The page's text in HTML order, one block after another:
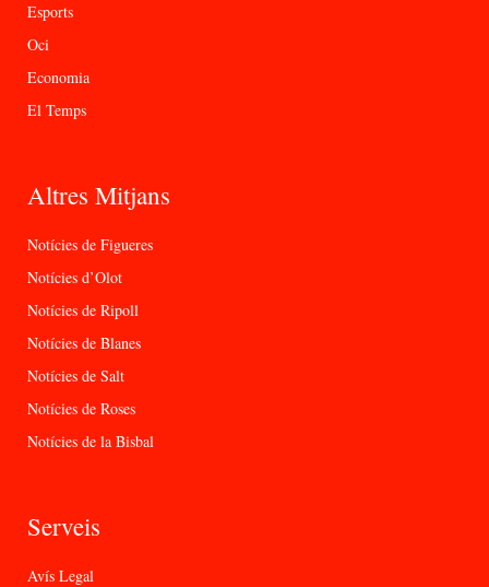
Esports
Oci
Economia
El Temps
Altres Mitjans
Notícies de Figueres
Notícies d’Olot
Notícies de Ripoll
Notícies de Blanes
Notícies de Salt
Notícies de Roses
Notícies de la Bisbal
Serveis
Avís Legal